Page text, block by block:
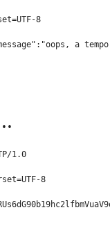
8
1.0
8